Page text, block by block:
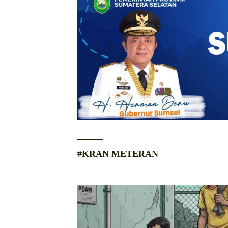
#KRAN METERAN